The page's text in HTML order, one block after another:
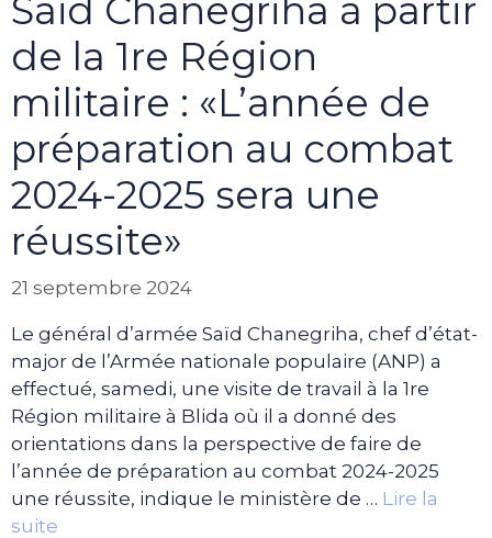
Saïd Chanegriha à partir
de la 1re Région
militaire : «L’année de
préparation au combat
2024-2025 sera une
réussite»
21 septembre 2024
Le général d’armée Saïd Chanegriha, chef d’état-
major de l’Armée nationale populaire (ANP) a
effectué, samedi, une visite de travail à la 1re
Région militaire à Blida où il a donné des
orientations dans la perspective de faire de
l’année de préparation au combat 2024-2025
une réussite, indique le ministère de … Lire la
suite